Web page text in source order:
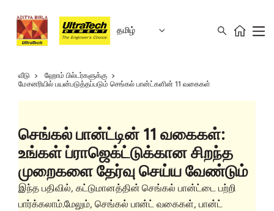
தமிழ்
வீடு
ஹோம் பில்டர்களுக்கு
மேசனரியில் பயன்படுத்தப்படும் செங்கல் பான்ட்களின் 11 வகைகள்
செங்கல் பான்ட்டின் 11 வகைகள்:
உங்கள் ப்ராஜெக்ட்டுக்கான சிறந்த
முறைகளை தேர்வு செய்ய வேண்டும்
இந்த பதிவில், கட்டுமானத்தின் செங்கல் பான்ட்டை பற்றி
பார்க்கலாம்.மேலும், செங்கல் பான்ட் வகைகள், பான்ட்